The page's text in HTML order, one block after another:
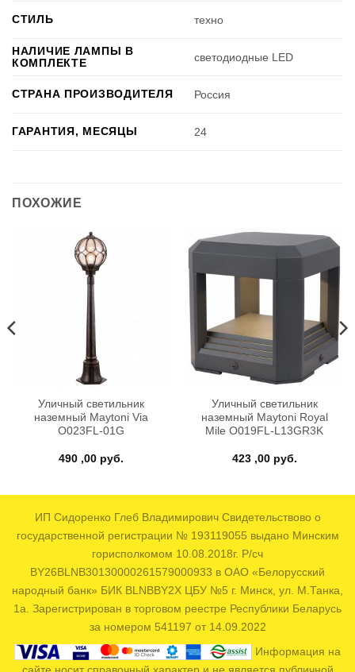
СТИЛЬ техно
НАЛИЧИЕ ЛАМПЫ В
КОМПЛЕКТЕ
светодиодные LED
СТРАНА ПРОИЗВОДИТЕЛЯ Россия
ГАРАНТИЯ, МЕСЯЦЫ 24
ПОХОЖИЕ
Уличный светильник
наземный Maytoni Via
O023FL-01G
490 ,00 руб.
Уличный светильник
наземный Maytoni Royal
Mile O019FL-L13GR3K
423 ,00 руб.
ИП Сидоренко Глеб Владимирович Свидетельствово о
государственной регистрации № 193119055 выдано Минским
горисполкомом 10.08.2018г. Р/сч
BY26BLNB30130000261579000933 в ОАО «Белорусский
народный банк» БИК BLNBBY2X ЦБУ №5 г. Минск, ул. М.Танка,
1а. Зарегистрирован в торговом реестре Республики Беларусь
за номером 541197 от 14.09.2022
Информация на
сайте носит справочный характер и не является публичной